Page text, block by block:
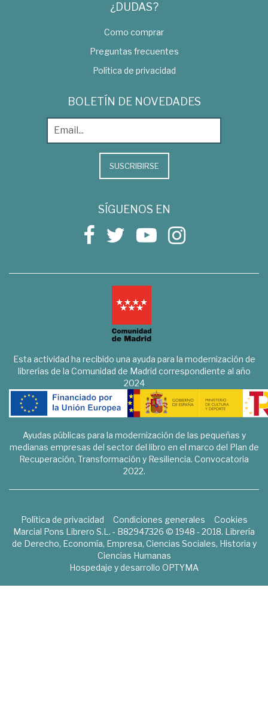
¿DUDAS?
Como comprar
Preguntas frecuentes
Política de privacidad
BOLETÍN DE NOVEDADES
SUSCRIBIRSE
SÍGUENOS EN
Esta actividad ha recibido una ayuda para la modernización de
librerías de la Comunidad de Madrid correspondiente al año
2024
Ayudas públicas para la modernización de las pequeñas y
medianas empresas del sector del libro en el marco del Plan de
Recuperación, Transformación y Resiliencia. Convocatoria
2022.
Política de privacidad Condiciones generales
Cookies
Marcial Pons Librero S.L. - B82947326 © 1948 - 2018. Librería
de Derecho, Economía, Empresa, Ciencias Sociales, Historia y
Ciencias Humanas
Hospedaje y desarrollo OPTYMA